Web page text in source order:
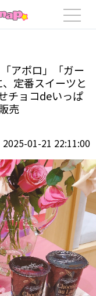
-イレブンと「アポロ」
アポロ」「ガー
定番スイーツと
チョコdeいっぱ
売
2025-01-21 22:11:00